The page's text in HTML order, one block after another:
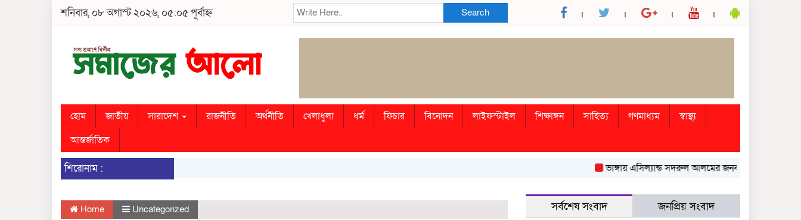
শনিবার, ০৮ অগাস্ট ২০২৬, ০৫:০৫ পূর্বাহ্ন Search
হোম জাতীয় সারাদেশ রাজনীতি অর্থনীতি খেলাধুলা ধর্ম ফিচার বিনোদন লাইফস্টাইল শিক্ষাঙ্গন সাহিত্য গণমাধ্যম
স্বাস্থ্য
আন্তর্জাতিক
শিরোনাম : ভাঙ্গায় এসিল্যান্ড সদরুল আলমের জনবান্ধব উদ্যোগে বদলে
Home Uncategorized সর্বশেষ সংবাদ জনপ্রিয় সংবাদ